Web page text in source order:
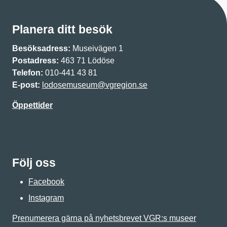
Planera ditt besök
Besöksadress: Museivägen 1
Postadress: 463 71 Lödöse
Telefon: 010-441 43 81
E-post: lodosemuseum@vgregion.se
Öppettider
Följ oss
Facebook
Instagram
Prenumerera gärna på nyhetsbrevet VGR:s museer